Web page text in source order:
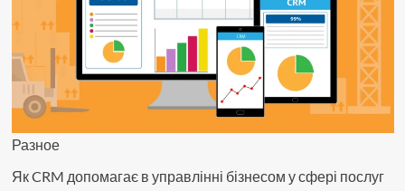
Разное
Як CRM допомагає в управлінні бізнесом у сфері послуг